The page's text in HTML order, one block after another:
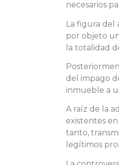
necesarios
La figura del
por objeto
la totalidad
del impago
inmueble a
A raíz de la
existentes
tanto,
legítimos